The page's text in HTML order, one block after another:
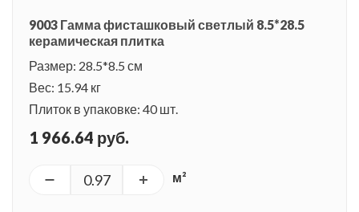
9003 Гамма фисташковый светлый 8.5*28.5
керамическая плитка
Размер: 28.5*8.5 см
Вес: 15.94 кг
Плиток в упаковке: 40 шт.
1 966.64 руб.
м²